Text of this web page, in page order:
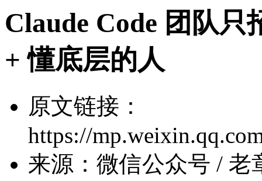
Claude Code 团队
+ 懂底层的人
原文链接：
https://
来源：微信公众号 / 老